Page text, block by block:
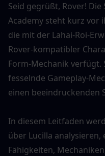
Seid gegrüßt, Rover!
Academy steht kurz vor
die mit der Lahai-Roi-
Rover-kompatibler
Form-Mechanik
fesselnde Gameplay-
einen beeindruckenden
In diesem Leitfaden
über Lucilla
Fähigkeiten,